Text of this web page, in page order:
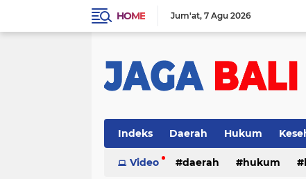
HOME Jum'at 7 Agu 2026
Indeks Daerah Hukum
Video daerah hukum